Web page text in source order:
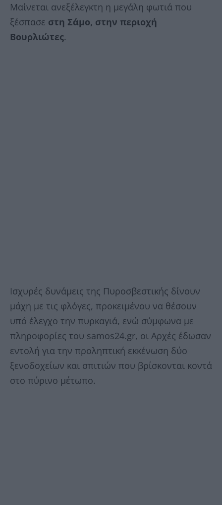
Μαίνεται ανεξέλεγκτη η μεγάλη φωτιά που
ξέσπασε στη Σάμο, στην περιοχή
Βουρλιώτες.
Ισχυρές δυνάμεις της Πυροσβεστικής δίνουν
μάχη με τις φλόγες, προκειμένου να θέσουν
υπό έλεγχο την πυρκαγιά, ενώ σύμφωνα με
πληροφορίες του samos24.gr, οι Αρχές έδωσαν
εντολή για την προληπτική εκκένωση δύο
ξενοδοχείων και σπιτιών που βρίσκονται κοντά
στο πύρινο μέτωπο.